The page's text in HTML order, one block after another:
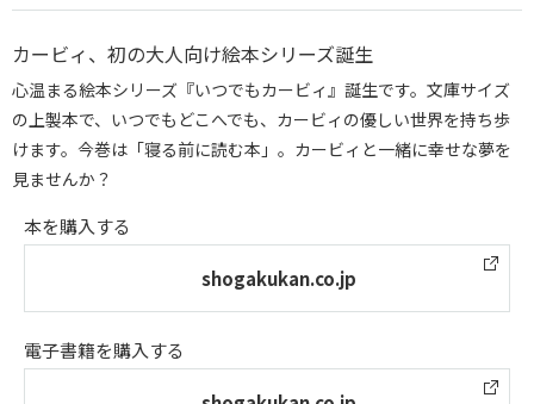
カービィ、初の大人向け絵本シリーズ誕生
心温まる絵本シリーズ『いつでもカービィ』誕生です。文庫サイズ
の上製本で、いつでもどこへでも、カービィの優しい世界を持ち歩
けます。今巻は「寝る前に読む本」。カービィと一緒に幸せな夢を
見ませんか？
本を購入する
shogakukan.co.jp
電子書籍を購入する